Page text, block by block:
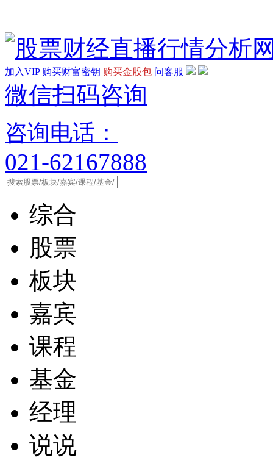
加入VIP 购买财富密钥 购买金股包 问客服
微信扫码咨询
咨询电话：
021-62167888
综合
股票
板块
嘉宾
课程
基金
经理
说说